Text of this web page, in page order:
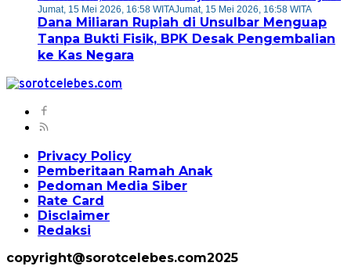
Jumat, 15 Mei 2026, 16:58 WITAJumat, 15 Mei 2026, 16:58 WITA
Dana Miliaran Rupiah di Unsulbar Menguap
Tanpa Bukti Fisik, BPK Desak Pengembalian
ke Kas Negara
Privacy Policy
Pemberitaan Ramah Anak
Pedoman Media Siber
Rate Card
Disclaimer
Redaksi
copyright@sorotcelebes.com2025